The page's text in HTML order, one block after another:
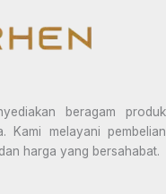
beragam produk
Kami melayani pembelian
harga yang bersahabat.